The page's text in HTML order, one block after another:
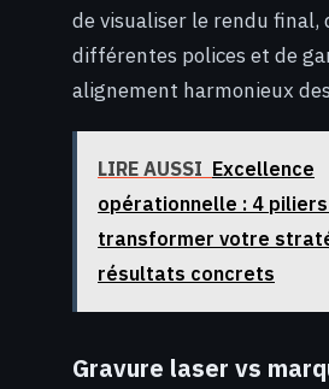
de visualiser le rendu final,
différentes polices et de
alignement harmonieux
LIRE AUSSI Excellence
opérationnelle : 4
transformer votre
résultats concrets
Gravure laser vs